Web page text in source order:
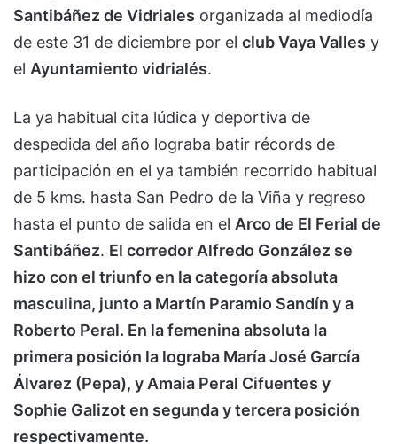
Santibáñez de Vidriales organizada al mediodía
de este 31 de diciembre por el club Vaya Valles y
el Ayuntamiento vidrialés.
La ya habitual cita lúdica y deportiva de
despedida del año lograba batir récords de
participación en el ya también recorrido habitual
de 5 kms. hasta San Pedro de la Viña y regreso
hasta el punto de salida en el Arco de El Ferial de
Santibáñez. El corredor Alfredo González se
hizo con el triunfo en la categoría absoluta
masculina, junto a Martín Paramio Sandín y a
Roberto Peral. En la femenina absoluta la
primera posición la lograba María José García
Álvarez (Pepa), y Amaia Peral Cifuentes y
Sophie Galizot en segunda y tercera posición
respectivamente.